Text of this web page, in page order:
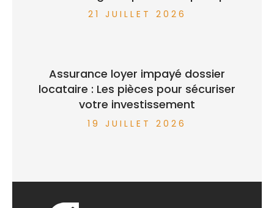
21 JUILLET 2026
Assurance loyer impayé dossier
locataire : Les pièces pour sécuriser
votre investissement
19 JUILLET 2026